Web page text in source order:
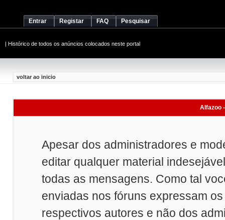
Entrar Registar FAQ Pesquisar
| Histórico de todos os anúncios colocados neste portal
voltar ao inicio
Alfazoo
Apesar dos administradores e
editar qualquer material
todas as mensagens. Como tal
enviadas nos fóruns expressam
respectivos autores e não dos